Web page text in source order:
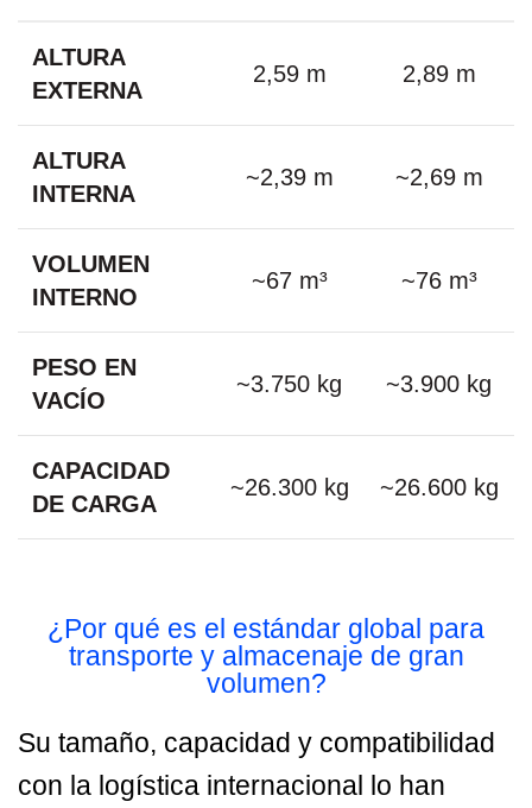
ALTURA
EXTERNA
2,59 m 2,89 m
ALTURA
INTERNA
~2,39 m ~2,69 m
VOLUMEN
INTERNO
~67 m³ ~76 m³
PESO EN
VACÍO
~3.750 kg ~3.900 kg
CAPACIDAD
DE CARGA
~26.300 kg ~26.600 kg
¿Por qué es el estándar global para
transporte y almacenaje de gran
volumen?
Su tamaño, capacidad y compatibilidad
con la logística internacional lo han